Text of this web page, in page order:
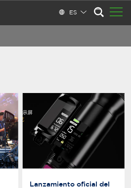
ES
Lanzamiento oficial del